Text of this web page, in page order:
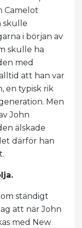
Camelot
skulle
i början av
skulle ha
med
att han var
en typisk rik
Men
John
älskade
därför han
ständigt
att när John
med New